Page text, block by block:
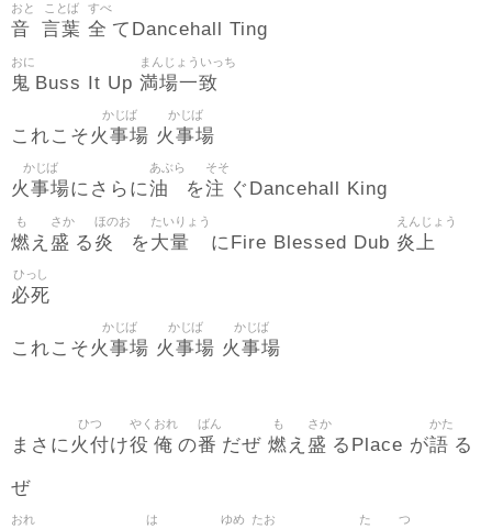
音
おと
言葉
ことば
全
すべ
てDancehall Ting
鬼
おに
Buss It Up 満場一致
まんじょういっち
これこそ火事場
かじば
火事場
かじば
火事場
かじば
にさらに油
あぶら
を注
そそ
ぐDancehall King
燃
も
え 盛
さか
る炎
ほのお
を大量
たいりょう
にFire Blessed Dub 炎上
えんじょう
必死
ひっし
これこそ火事場
かじば
火事場
かじば
火事場
かじば
まさに火付
ひつ
け役
やく
俺
おれ
の番
ばん
だぜ 燃
も
え 盛
さか
るPlace が語
かた
る
ぜ
おれ は ゆめ たお た つ